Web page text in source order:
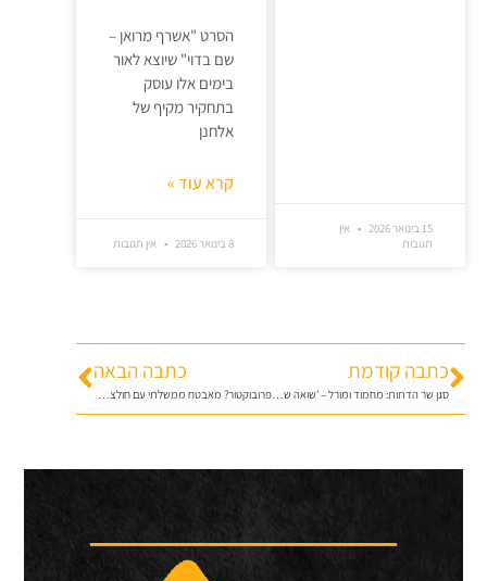
15 בינואר 2026
אין
תגובות
הסרט "אשרף מרואן –
שם בדוי" שיוצא לאור
בימים אלו עוסק
בתחקיר מקיף של
אלחנן
קרא עוד »
8 בינואר 2026 אין תגובות
כתבה קודמת
סגן שר הדתות: מחמוד ומורל – 'שואה שקטה'
כתבה הבאה
פרובוקטור? מאבטח ממשלתי עם חולצת להב"ה